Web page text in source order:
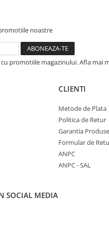
noastre
promotiile magazinului. Afla mai
CLIENTI
Metode de Plata
Politica de Retur
Garantia
Formular de
ANPC
ANPC - SAL
SOCIAL MEDIA